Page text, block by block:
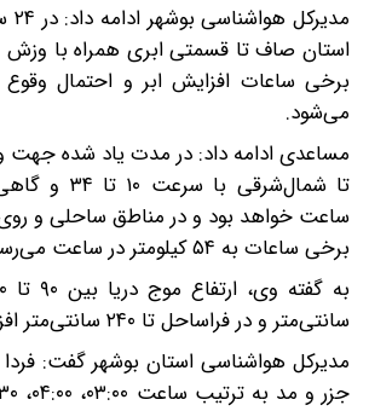
استان صاف تا قسمتی ابری همراه با وزش
برخی ساعات افزایش ابر و احتمال وقوع
می‌شود.
مساعدی ادامه داد: در مدت یاد شده جهت
ساعت خواهد بود و در مناطق ساحلی و
برخی ساعات به ۵۴ کیلومتر در ساعت می‌رسد.
سانتی‌متر و در فراساحل تا ۲۴۰ سانتی‌متر افزایش می‌یابد.
مدیرکل هواشناسی استان بوشهر گفت: